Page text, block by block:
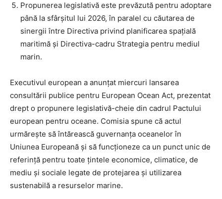
Propunerea legislativă este prevăzută pentru adoptare
până la sfârșitul lui 2026, în paralel cu căutarea de
sinergii între Directiva privind planificarea spațială
maritimă și Directiva-cadru Strategia pentru mediul
marin.
Executivul european a anunțat miercuri lansarea
consultării publice pentru European Ocean Act, prezentat
drept o propunere legislativă-cheie din cadrul Pactului
european pentru oceane. Comisia spune că actul
urmărește să întărească guvernanța oceanelor în
Uniunea Europeană și să funcționeze ca un punct unic de
referință pentru toate țintele economice, climatice, de
mediu și sociale legate de protejarea și utilizarea
sustenabilă a resurselor marine.